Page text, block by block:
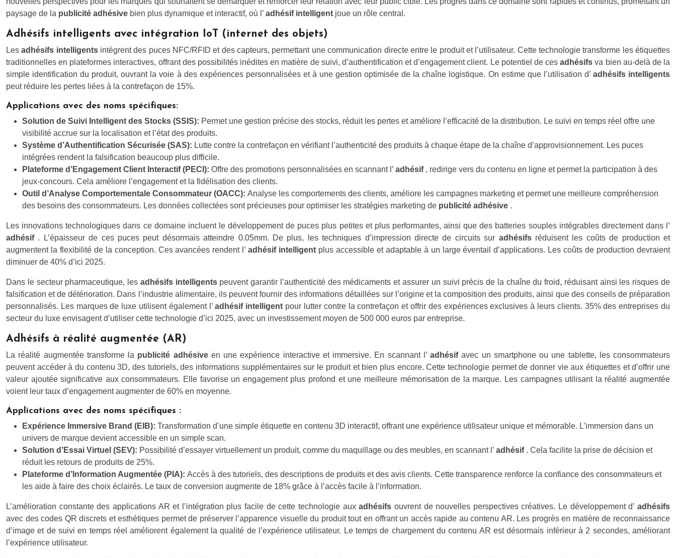
paysage de la publicité adhésive bien plus dynamique et interactif, où l’ adhésif intelligent joue un rôle central.
Adhésifs intelligents avec intégration IoT (internet des objets)
Lesadhésifs intelligents intègrent des puces NFC/RFID et des capteurs, permettant une communication directe entre le produit et l’utilisateur. Cette technologie transforme les étiquettes
traditionnelles en plateformes interactives, offrant des possibilités inédites en matière de suivi, d’authentification et d’engagement client. Le potentiel de cesadhésifsva bien au-delà de la
simple identification du produit, ouvrant la voie à des expériences personnalisées et à une gestion optimisée de la chaîne logistique. On estime que l’utilisation d’ adhésifs intelligents
peut réduire les pertes liées à la contrefaçon de 15%.
Applications avec des noms spécifiques:
Solution de Suivi Intelligent des Stocks (SSIS): Permet une gestion précise des stocks, réduit les pertes et améliore l’efficacité de la distribution. Le suivi en temps réel offre une
visibilité accrue sur la localisation et l’état des produits.
Système d’Authentification Sécurisée (SAS): Lutte contre la contrefaçon en vérifiant l’authenticité des produits à chaque étape de la chaîne d’approvisionnement. Les puces
intégrées rendent la falsification beaucoup plus difficile.
Plateforme d’Engagement Client Interactif (PECI): Offre des promotions personnalisées en scannant l’ adhésif , redirige vers du contenu en ligne et permet la participation à des
jeux-concours. Cela améliore l’engagement et la fidélisation des clients.
Outil d’Analyse Comportementale Consommateur (OACC): Analyse les comportements des clients, améliore les campagnes marketing et permet une meilleure compréhension
des besoins des consommateurs. Les données collectées sont précieuses pour optimiser les stratégies marketing de publicité adhésive .
Les innovations technologiques dans ce domaine incluent le développement de puces plus petites et plus performantes, ainsi que des batteries souples intégrables directement dans l’
adhésif . L’épaisseur de ces puces peut désormais atteindre 0.05mm. De plus, les techniques d’impression directe de circuits sur adhésifs réduisent les coûts de production et
augmentent la flexibilité de la conception. Ces avancées rendent l’adhésif intelligent plus accessible et adaptable à un large éventail d’applications. Les coûts de production devraient
diminuer de 40% d’ici 2025.
Dans le secteur pharmaceutique, les adhésifs intelligents peuvent garantir l’authenticité des médicaments et assurer un suivi précis de la chaîne du froid, réduisant ainsi les risques de
falsification et de détérioration. Dans l’industrie alimentaire, ils peuvent fournir des informations détaillées sur l’origine et la composition des produits, ainsi que des conseils de préparation
personnalisés. Les marques de luxe utilisent également l’adhésif intelligent pour lutter contre la contrefaçon et offrir des expériences exclusives à leurs clients. 35% des entreprises du
secteur du luxe envisagent d’utiliser cette technologie d’ici 2025, avec un investissement moyen de 500 000 euros par entreprise.
Adhésifs à réalité augmentée (AR)
La réalité augmentée transforme la publicité adhésive en une expérience interactive et immersive. En scannant l’ adhésifavec un smartphone ou une tablette, les consommateurs
peuvent accéder à du contenu 3D, des tutoriels, des informations supplémentaires sur le produit et bien plus encore. Cette technologie permet de donner vie aux étiquettes et d’offrir une
valeur ajoutée significative aux consommateurs. Elle favorise un engagement plus profond et une meilleure mémorisation de la marque. Les campagnes utilisant la réalité augmentée
voient leur taux d’engagement augmenter de 60% en moyenne.
Applications avec des noms spécifiques :
Expérience Immersive Brand (EIB): Transformation d’une simple étiquette en contenu 3D interactif, offrant une expérience utilisateur unique et mémorable. L’immersion dans un
univers de marque devient accessible en un simple scan.
Solution d’Essai Virtuel (SEV): Possibilité d’essayer virtuellement un produit, comme du maquillage ou des meubles, en scannant l’ adhésif . Cela facilite la prise de décision et
réduit les retours de produits de 25%.
Plateforme d’Information Augmentée (PIA): Accès à des tutoriels, des descriptions de produits et des avis clients. Cette transparence renforce la confiance des consommateurs et
les aide à faire des choix éclairés. Le taux de conversion augmente de 18% grâce à l’accès facile à l’information.
L’amélioration constante des applications AR et l’intégration plus facile de cette technologie auxadhésifs ouvrent de nouvelles perspectives créatives. Le développement d’adhésifs
avec des codes QR discrets et esthétiques permet de préserver l’apparence visuelle du produit tout en offrant un accès rapide au contenu AR. Les progrès en matière de reconnaissance
d’image et de suivi en temps réel améliorent également la qualité de l’expérience utilisateur. Le temps de chargement du contenu AR est désormais inférieur à 2 secondes, améliorant
l’expérience utilisateur.